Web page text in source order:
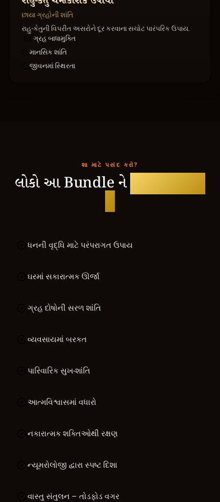
છાયા ગ્રહોની શાંતિ
રાહુ-કેતુની વિપરીત અસરોને દૂર કરવાના સચોટ પારંપરિક ઉપાય.
ગ્રહ બાધામુક્તિ
માનસિક શાંતિ
જીવનમાં સ્થિરતા
શા માટે પસંદ કરો?
લોકો આ Bundle ને
ધનની વૃદ્ધિ માટે પરંપરાગત ઉપાય
ઘરમાં સકારાત્મક ઊર્જા
ગ્રહ દોષોની સરળ શાંતિ
વ્યવસાયમાં બરકત
પારિવારિક સુખ-શાંતિ
આત્મવિશ્વાસમાં વધારો
નકારાત્મક શક્તિઓથી રક્ષણ
ન્યૂમરોલોજી દ્વારા સ્પષ્ટ દિશા
વાસ્તુ સંતુલન – તોડફોડ વગર